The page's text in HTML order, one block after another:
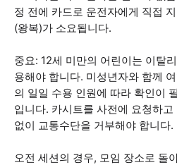
정 전에 카드로 운전자에게 직접
(왕복)가 소요됩니다.
중요: 12세 미만의 어린이는 이탈
용해야 합니다. 미성년자와 함께
의 일일 수용 인원에 따라 확인이
입니다. 카시트를 사전에 요청하
없이 교통수단을 거부해야 합니다.
오전 세션의 경우, 모임 장소로 돌